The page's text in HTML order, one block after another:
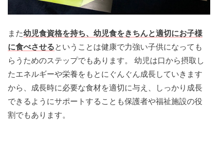
また幼児食資格を持ち、幼児食をきちんと適切にお子様
に食べさせるということは健康で力強い子供になっても
らうためのステップでもあります。 幼児は口から摂取し
たエネルギーや栄養をもとにぐんぐん成長していきます
から、成長時に必要な食材を適切に与え、しっかり成長
できるようにサポートすることも保護者や福祉施設の役
割でもあります。